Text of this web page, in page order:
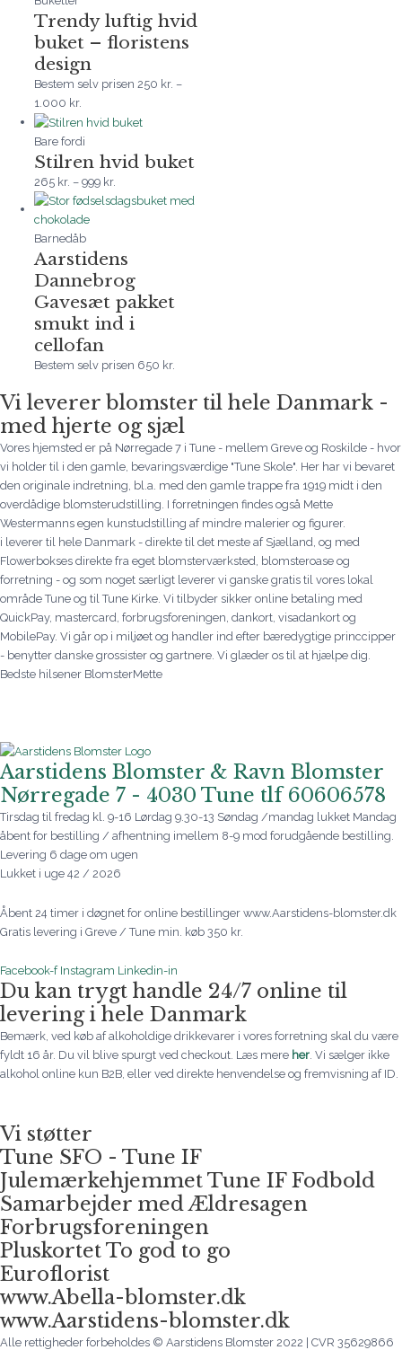
Trendy luftig hvid
buket – floristens
design
Bestem selv prisen 250 kr. –
1.000 kr.
Bare fordi
Stilren hvid buket
265 kr. – 999 kr.
Barnedåb
Aarstidens
Dannebrog
Gavesæt pakket
smukt ind i
cellofan
Bestem selv prisen 650 kr.
Vi leverer blomster til hele Danmark -
med hjerte og sjæl
Vores hjemsted er på Nørregade 7 i Tune - mellem Greve og Roskilde - hvor
vi holder til i den gamle, bevaringsværdige "Tune Skole". Her har vi bevaret
den originale indretning, bl.a. med den gamle trappe fra 1919 midt i den
overdådige blomsterudstilling. I forretningen findes også Mette
Westermanns egen kunstudstilling af mindre malerier og figurer.
i leverer til hele Danmark - direkte til det meste af Sjælland, og med
Flowerbokses direkte fra eget blomsterværksted, blomsteroase og
forretning - og som noget særligt leverer vi ganske gratis til vores lokal
område Tune og til Tune Kirke. Vi tilbyder sikker online betaling med
QuickPay, mastercard, forbrugsforeningen, dankort, visadankort og
MobilePay. Vi går op i miljøet og handler ind efter bæredygtige princcipper
- benytter danske grossister og gartnere. Vi glæder os til at hjælpe dig.
Bedste hilsener BlomsterMette
Aarstidens Blomster & Ravn Blomster
Nørregade 7 - 4030 Tune tlf 60606578
Tirsdag til fredag kl. 9-16 Lørdag 9.30-13 Søndag /mandag lukket Mandag
åbent for bestilling / afhentning imellem 8-9 mod forudgående bestilling.
Levering 6 dage om ugen
Lukket i uge 42 / 2026
Åbent 24 timer i døgnet for online bestillinger www.Aarstidens-blomster.dk
Gratis levering i Greve / Tune min. køb 350 kr.
Facebook-f Instagram Linkedin-in
Du kan trygt handle 24/7 online til
levering i hele Danmark
Bemærk, ved køb af alkoholdige drikkevarer i vores forretning skal du være
fyldt 16 år. Du vil blive spurgt ved checkout. Læs mere her. Vi sælger ikke
alkohol online kun B2B, eller ved direkte henvendelse og fremvisning af ID.
Vi støtter
Tune SFO - Tune IF
Julemærkehjemmet Tune IF Fodbold
Samarbejder med Ældresagen
Forbrugsforeningen
Pluskortet To god to go
Euroflorist
www.Abella-blomster.dk
www.Aarstidens-blomster.dk
Alle rettigheder forbeholdes © Aarstidens Blomster 2022 | CVR 35629866